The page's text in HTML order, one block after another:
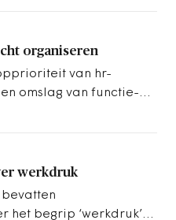
organiseren
van hr-
omslag van functie-
werkdruk
het begrip ‘werkdruk’